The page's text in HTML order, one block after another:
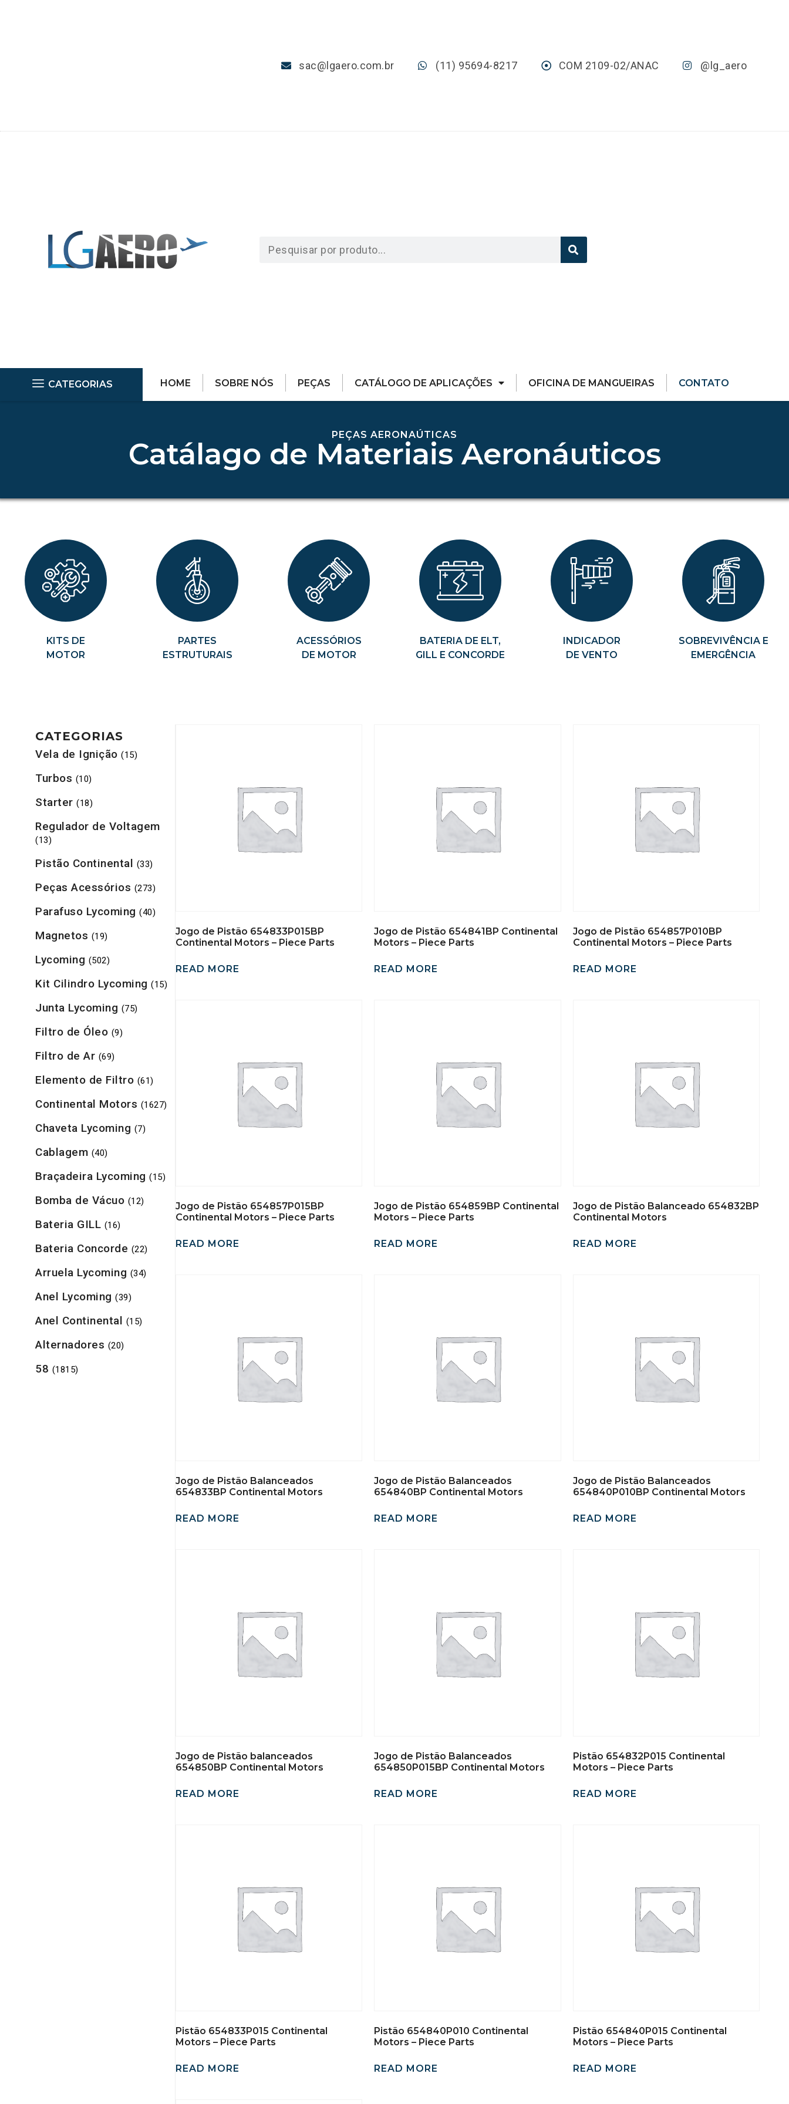
sac@lgaero.com.br (11) 95694-8217 COM 2109-02/ANAC @lg_aero
CATEGORIAS HOME SOBRE NÓS PEÇAS CATÁLOGO DE APLICAÇÕES OFICINA DE MANGUEIRAS CONTATO
PEÇAS AERONAÚTICAS
Catálago de Materiais Aeronáuticos
KITS DE
MOTOR
PARTES
ESTRUTURAIS
ACESSÓRIOS
DE MOTOR
BATERIA DE ELT,
GILL E CONCORDE
INDICADOR
DE VENTO
SOBREVIVÊNCIA E
EMERGÊNCIA
CATEGORIAS
Vela de Ignição (15)
Turbos (10)
Starter (18)
Regulador de Voltagem
(13)
Pistão Continental (33)
Peças Acessórios (273)
Parafuso Lycoming (40)
Magnetos (19)
Lycoming (502)
Kit Cilindro Lycoming (15)
Junta Lycoming (75)
Filtro de Óleo (9)
Filtro de Ar (69)
Elemento de Filtro (61)
Continental Motors (1627)
Chaveta Lycoming (7)
Cablagem (40)
Braçadeira Lycoming (15)
Bomba de Vácuo (12)
Bateria GILL (16)
Bateria Concorde (22)
Arruela Lycoming (34)
Anel Lycoming (39)
Anel Continental (15)
Alternadores (20)
58 (1815)
Jogo de Pistão 654833P015BP
Continental Motors – Piece Parts
READ MORE
Jogo de Pistão 654841BP Continental
Motors – Piece Parts
READ MORE
Jogo de Pistão 654857P010BP
Continental Motors – Piece Parts
READ MORE
Jogo de Pistão 654857P015BP
Continental Motors – Piece Parts
READ MORE
Jogo de Pistão 654859BP Continental
Motors – Piece Parts
READ MORE
Jogo de Pistão Balanceado 654832BP
Continental Motors
READ MORE
Jogo de Pistão Balanceados
654833BP Continental Motors
READ MORE
Jogo de Pistão Balanceados
654840BP Continental Motors
READ MORE
Jogo de Pistão Balanceados
654840P010BP Continental Motors
READ MORE
Jogo de Pistão balanceados
654850BP Continental Motors
READ MORE
Jogo de Pistão Balanceados
654850P015BP Continental Motors
READ MORE
Pistão 654832P015 Continental
Motors – Piece Parts
READ MORE
Pistão 654833P015 Continental
Motors – Piece Parts
READ MORE
Pistão 654840P010 Continental
Motors – Piece Parts
READ MORE
Pistão 654840P015 Continental
Motors – Piece Parts
READ MORE